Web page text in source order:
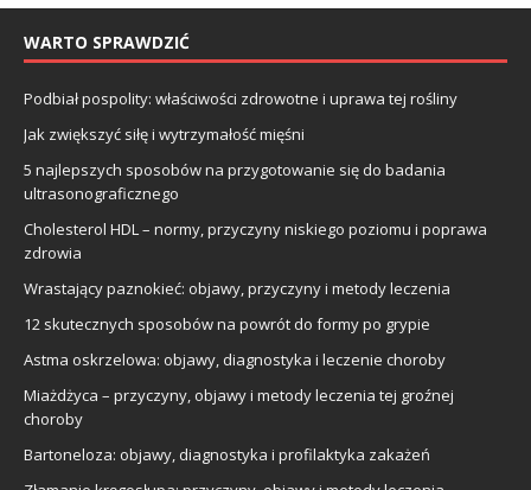
WARTO SPRAWDZIĆ
Podbiał pospolity: właściwości zdrowotne i uprawa tej rośliny
Jak zwiększyć siłę i wytrzymałość mięśni
5 najlepszych sposobów na przygotowanie się do badania
ultrasonograficznego
Cholesterol HDL – normy, przyczyny niskiego poziomu i poprawa
zdrowia
Wrastający paznokieć: objawy, przyczyny i metody leczenia
12 skutecznych sposobów na powrót do formy po grypie
Astma oskrzelowa: objawy, diagnostyka i leczenie choroby
Miażdżyca – przyczyny, objawy i metody leczenia tej groźnej
choroby
Bartoneloza: objawy, diagnostyka i profilaktyka zakażeń